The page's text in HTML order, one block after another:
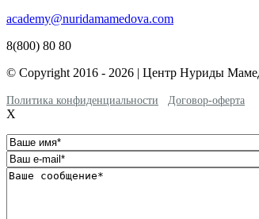
academy@nuridamamedova.com
8(800) 80 80
© Copyright 2016 - 2026 | Центр Нуриды
Политика конфиденциальности Договор-оферта
X